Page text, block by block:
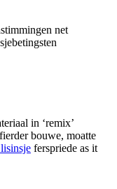
net
in ‘remix’
bouwe, moatte
ferspriede as it